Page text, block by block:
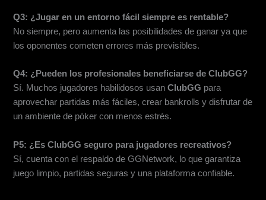
Q3: ¿Jugar en un entorno fácil siempre es rentable?
No siempre, pero aumenta las posibilidades de ganar ya que
los oponentes cometen errores más previsibles.
Q4: ¿Pueden los profesionales beneficiarse de ClubGG?
Sí. Muchos jugadores habilidosos usanClubGG para
aprovechar partidas más fáciles, crear bankrolls y disfrutar de
un ambiente de póker con menos estrés.
P5: ¿Es ClubGG seguro para jugadores recreativos?
Sí, cuenta con el respaldo de GGNetwork, lo que garantiza
juego limpio, partidas seguras y una plataforma confiable.